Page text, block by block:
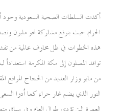
أكدت السلطات الصحية السعودية وجود
الحرام حيث يتوقع مشاركة نحو مليون
هذه الخطوات في ظل مخاوف عالمية من
توافد المصلون إلى مكة المكرمة
من مايو وزار العديد من الحجاج المواقع
النور الذي يضم غار حراء كما أدوا